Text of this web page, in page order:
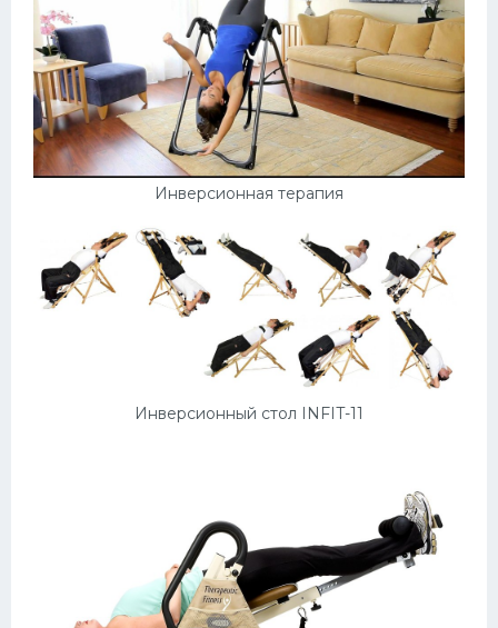
Инверсионная терапия
Инверсионный стол INFIT-11